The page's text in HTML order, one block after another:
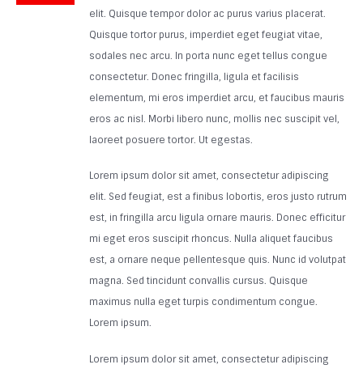
elit. Quisque tempor dolor ac purus varius placerat.
Quisque tortor purus, imperdiet eget feugiat vitae,
sodales nec arcu. In porta nunc eget tellus congue
consectetur. Donec fringilla, ligula et facilisis
elementum, mi eros imperdiet arcu, et faucibus mauris
eros ac nisl. Morbi libero nunc, mollis nec suscipit vel,
laoreet posuere tortor. Ut egestas.
Lorem ipsum dolor sit amet, consectetur adipiscing
elit. Sed feugiat, est a finibus lobortis, eros justo rutrum
est, in fringilla arcu ligula ornare mauris. Donec efficitur
mi eget eros suscipit rhoncus. Nulla aliquet faucibus
est, a ornare neque pellentesque quis. Nunc id volutpat
magna. Sed tincidunt convallis cursus. Quisque
maximus nulla eget turpis condimentum congue.
Lorem ipsum.
Lorem ipsum dolor sit amet, consectetur adipiscing